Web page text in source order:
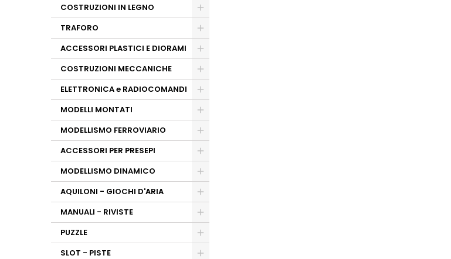
COSTRUZIONI IN LEGNO
TRAFORO
ACCESSORI PLASTICI E DIORAMI
COSTRUZIONI MECCANICHE
ELETTRONICA e RADIOCOMANDI
MODELLI MONTATI
MODELLISMO FERROVIARIO
ACCESSORI PER PRESEPI
MODELLISMO DINAMICO
AQUILONI - GIOCHI D'ARIA
MANUALI - RIVISTE
PUZZLE
SLOT - PISTE